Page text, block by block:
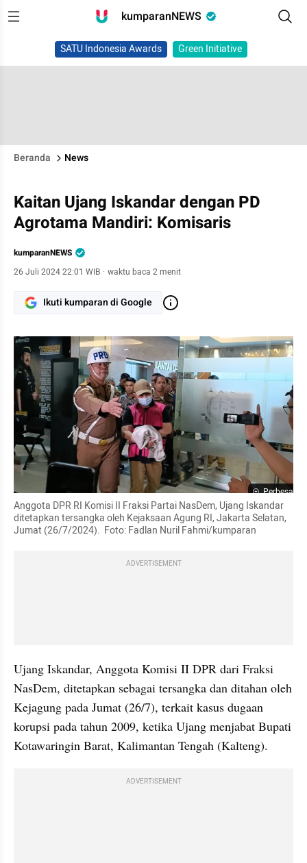
kumparanNEWS
SATU Indonesia Awards Green Initiative
Beranda News
Kaitan Ujang Iskandar dengan PD
Agrotama Mandiri: Komisaris
kumparanNEWS
26 Juli 2024 22:01 WIB · waktu baca 2 menit
Ikuti kumparan di Google
Perbesar
Anggota DPR RI Komisi II Fraksi Partai NasDem, Ujang Iskandar
ditetapkan tersangka oleh Kejaksaan Agung RI, Jakarta Selatan,
Jumat (26/7/2024).  Foto: Fadlan Nuril Fahmi/kumparan
ADVERTISEMENT
Ujang Iskandar, Anggota Komisi II DPR dari Fraksi
NasDem, ditetapkan sebagai tersangka dan ditahan oleh
Kejagung pada Jumat (26/7), terkait kasus dugaan
korupsi pada tahun 2009, ketika Ujang menjabat Bupati
Kotawaringin Barat, Kalimantan Tengah (Kalteng).
ADVERTISEMENT